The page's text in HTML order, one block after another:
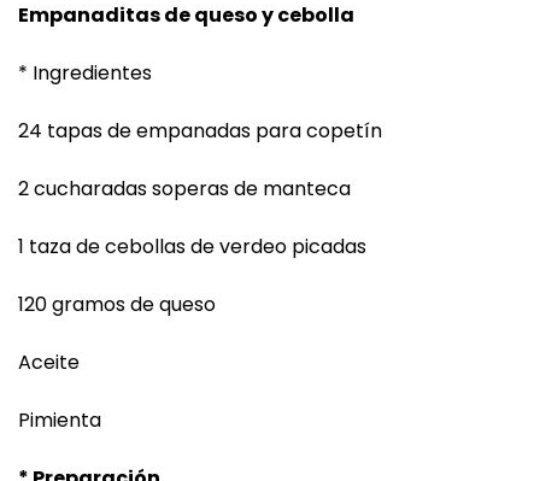
Empanaditas de queso y cebolla
* Ingredientes
24 tapas de empanadas para copetín
2 cucharadas soperas de manteca
1 taza de cebollas de verdeo picadas
120 gramos de queso
Aceite
Pimienta